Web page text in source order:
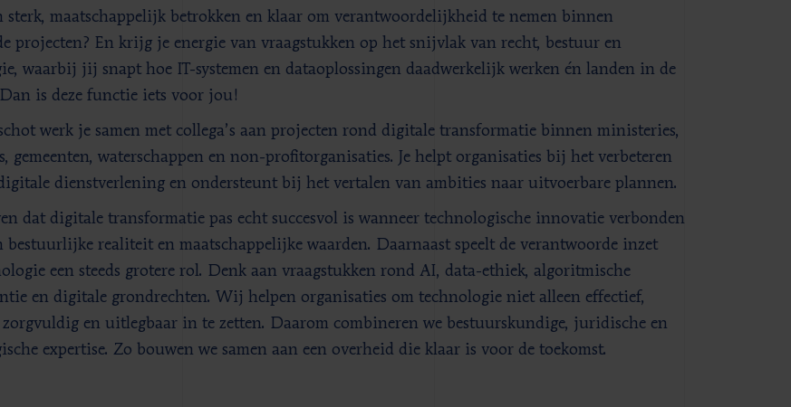
sterk, maatschappelijk betrokken en klaar om verantwoordelijkheid te nemen binnen
projecten? En krijg je energie van vraagstukken op het snijvlak van recht, bestuur en
waarbij jij snapt hoe IT-systemen en dataoplossingen daadwerkelijk werken én landen in de
is deze functie iets voor jou!
werk je samen met collega’s aan projecten rond digitale transformatie binnen ministeries,
gemeenten, waterschappen en non-profitorganisaties. Je helpt organisaties bij het verbeteren
dienstverlening en ondersteunt bij het vertalen van ambities naar uitvoerbare plannen.
dat digitale transformatie pas echt succesvol is wanneer technologische innovatie verbonden
bestuurlijke realiteit en maatschappelijke waarden. Daarnaast speelt de verantwoorde inzet
een steeds grotere rol. Denk aan vraagstukken rond AI, data-ethiek, algoritmische
en digitale grondrechten. Wij helpen organisaties om technologie niet alleen effectief,
en uitlegbaar in te zetten. Daarom combineren we bestuurskundige, juridische en
expertise. Zo bouwen we samen aan een overheid die klaar is voor de toekomst.